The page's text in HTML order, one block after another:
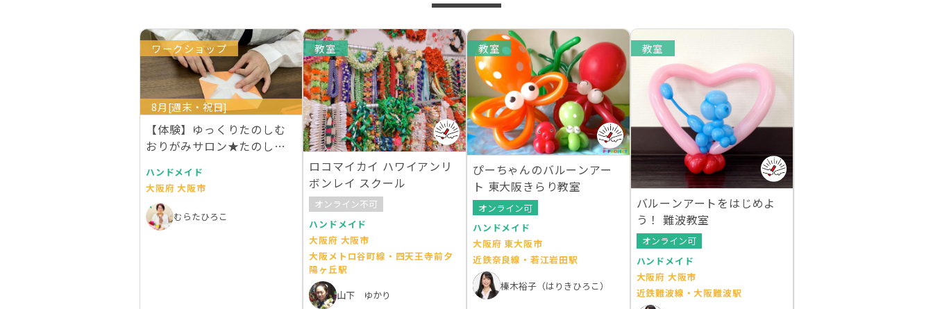
ワークショップ
8月[週末・祝日]
【体験】ゆっくりたのしむ
おりがみサロン★たのしい
ハンドメイド
大阪府 大阪市
むらたひろこ
教室
ロコマイカイ ハワイアンリ
ボンレイ スクール
オンライン不可
ハンドメイド
大阪府 大阪市
大阪メトロ谷町線・四天王寺前夕
陽ヶ丘駅
山下 ゆかり
教室
ぴーちゃんのバルーンアー
ト 東大阪きらり教室
オンライン可
ハンドメイド
大阪府 東大阪市
近鉄奈良線・若江岩田駅
榛木裕子（はりきひろこ）
教室
バルーンアートをはじめよ
う！ 難波教室
オンライン可
ハンドメイド
大阪府 大阪市
近鉄難波線・大阪難波駅